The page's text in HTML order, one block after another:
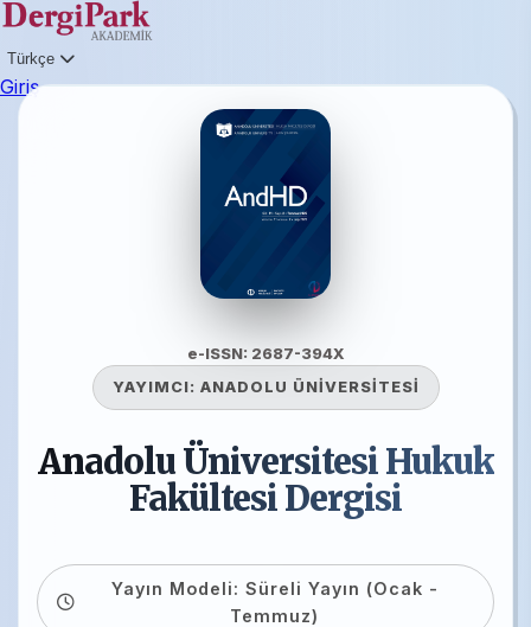
Türkçe
Giriş
e-ISSN: 2687-394X
YAYIMCI: ANADOLU ÜNİVERSİTESİ
Anadolu Üniversitesi Hukuk
Fakültesi Dergisi
Yayın Modeli: Süreli Yayın (Ocak -
Temmuz)